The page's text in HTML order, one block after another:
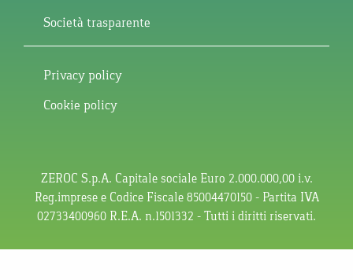
Società trasparente
Privacy policy
Cookie policy
ZEROC S.p.A. Capitale sociale Euro 2.000.000,00 i.v.
Reg.imprese e Codice Fiscale 85004470150 – Partita IVA
02733400960 R.E.A. n.1501332 – Tutti i diritti riservati.